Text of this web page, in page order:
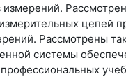
измерений.
цепей
Рассмотрены
системы